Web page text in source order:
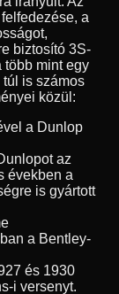
a
biztosító 3S-
mint egy
is számos
közül:
a Dunlop
az
években a
is gyártott
a Bentley-
és 1930
i versenyt.